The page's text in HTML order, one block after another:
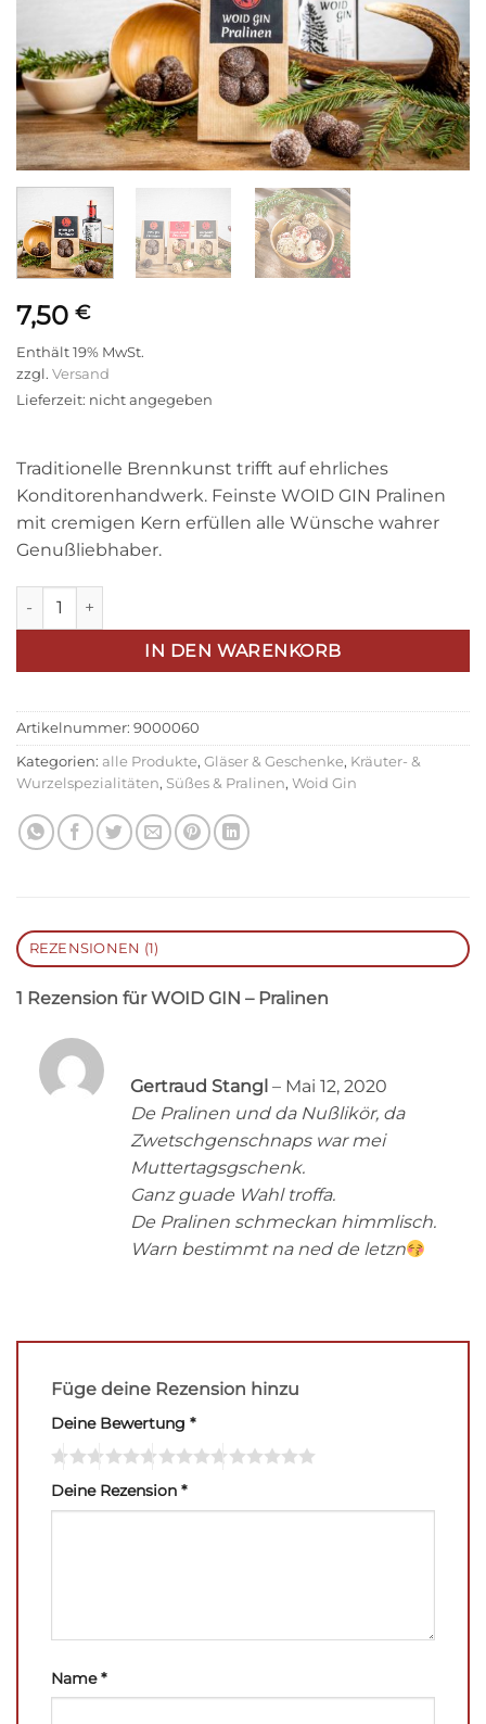
7,50 €
Enthält 19% MwSt.
zzgl. Versand
Lieferzeit: nicht angegeben
Bewertet
5, basierend
auf
1
Kundenbewertung
Traditionelle Brennkunst trifft auf ehrliches
Konditorenhandwerk. Feinste WOID GIN Pralinen
mit cremigen Kern erfüllen alle Wünsche wahrer
Genußliebhaber.
WOID GIN - Pralinen Menge
IN DEN WARENKORB
Artikelnummer: 9000060
Kategorien: alle Produkte, Gläser & Geschenke, Kräuter- &
Wurzelspezialitäten, Süßes & Pralinen, Woid Gin
REZENSIONEN (1)
1 Rezension fürWOID GIN – Pralinen
Bewertet
5
Gertraud Stangl – Mai 12, 2020
De Pralinen und da Nußlikör, da
Zwetschgenschnaps war mei
Muttertagsgschenk.
Ganz guade Wahl troffa.
De Pralinen schmeckan himmlisch.
Warn bestimmt na ned de letzn
Füge deine Rezension hinzu
Deine Bewertung *
Deine Rezension *
Name*